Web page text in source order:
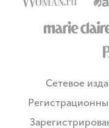
Сетевое